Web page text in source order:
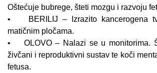
Oštećuje bubrege, šteti mozgu i razvoju
• BERILIJ – Izrazito kancerogena
matičnim pločama.
• OLOVO – Nalazi se u monitorima.
živčani i reproduktivni sustav te koči
fetusa.